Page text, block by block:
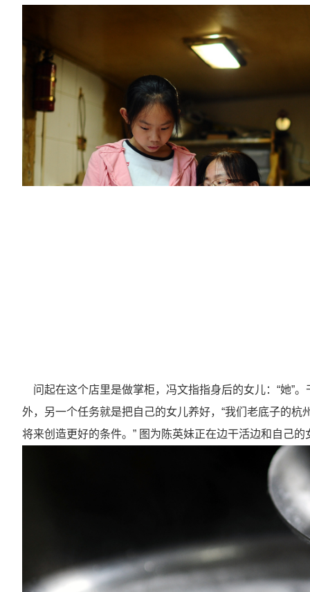
问起在这个店里是做掌柜，冯文指指身后的女儿：“她”
外，另一个任务就是把自己的女儿养好，“我们老底子的
将来创造更好的条件。” 图为陈英妹正在边干活边和自己的